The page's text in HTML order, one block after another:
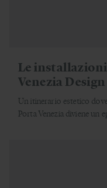
Le
Venezia
Un itinerario estetico
Porta Venezia diviene un